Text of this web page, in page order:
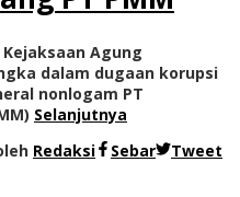
Agung
dalam dugaan korupsi
nonlogam PT
Selanjutnya
Redaksi Sebar Tweet